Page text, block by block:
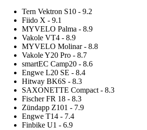
Tern Vektron S10 - 9.2
Fiido X - 9.1
MYVELO Palma - 8.9
Vakole VT4 - 8.9
MYVELO Molinar - 8.8
Vakole Y20 Pro - 8.7
smartEC Camp20 - 8.6
Engwe L20 SE - 8.4
Hitway BK6S - 8.3
SAXONETTE Compact - 8.3
Fischer FR 18 - 8.3
Zündapp Z101 - 7.9
Engwe T14 - 7.4
Finbike U1 - 6.9